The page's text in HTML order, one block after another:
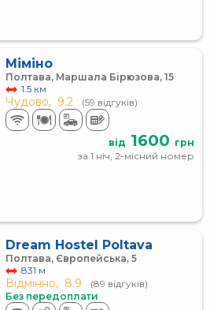
Міміно
Полтава, Маршала Бірюзова, 15
1.5 км
Чудово, 9.2 (59 відгуків)
від 1600 грн
за 1 ніч, 2-місний номер
Dream Hostel Poltava
Полтава, Європейська, 5
831 м
Відмінно, 8.9
(89 відгуків)
Без передоплати